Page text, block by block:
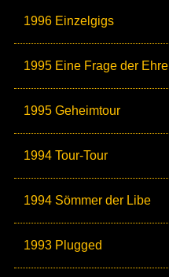
1996 Einzelgigs
1995 Eine Frage der Ehre
1995 Geheimtour
1994 Tour-Tour
1994 Sömmer der Libe
1993 Plugged